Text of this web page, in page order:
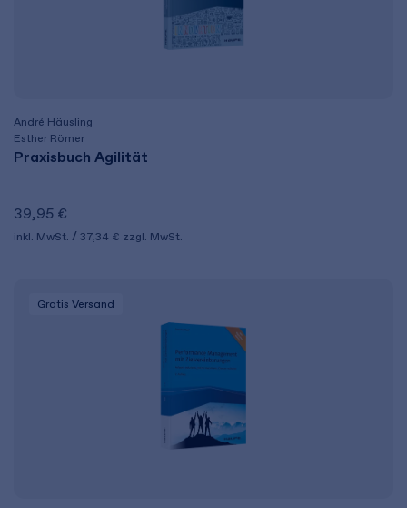
André Häusling
Esther Römer
Praxisbuch Agilität
39,95 €
inkl. MwSt. 37,34 € zzgl. MwSt.
Gratis Versand